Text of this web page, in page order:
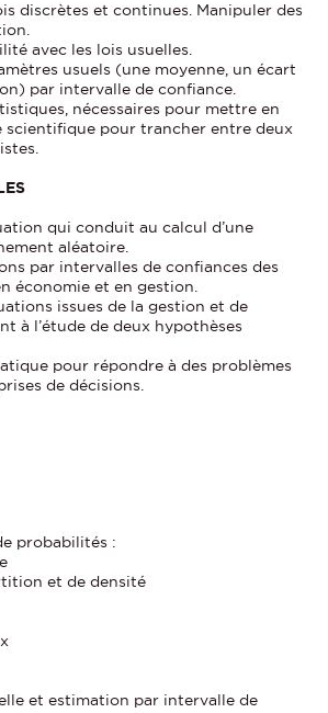
discrètes et continues. Manipuler des
avec les lois usuelles.
usuels (une moyenne, un écart
par intervalle de confiance.
nécessaires pour mettre en
scientifique pour trancher entre deux
qui conduit au calcul d’une
aléatoire.
par intervalles de confiances des
économie et en gestion.
issues de la gestion et de
à l’étude de deux hypothèses
pour répondre à des problèmes
de décisions.
probabilités :
et de densité
et estimation par intervalle de